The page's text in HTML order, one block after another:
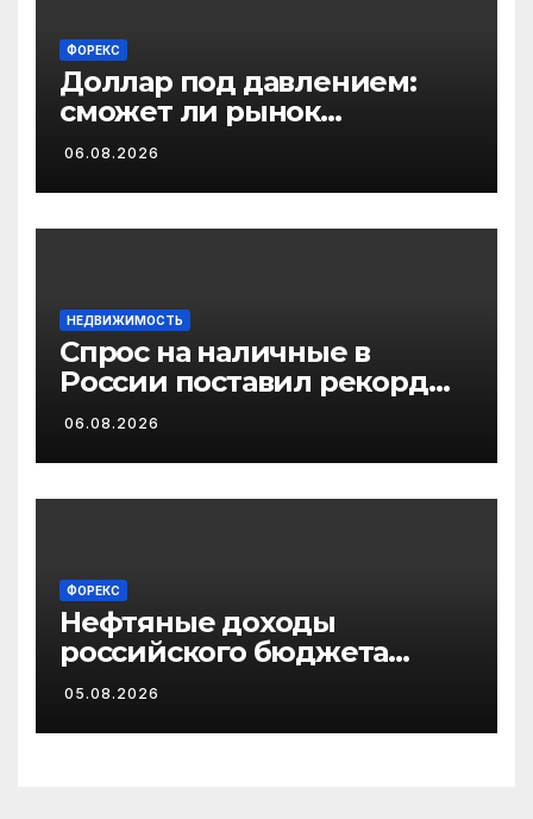
ФОРЕКС
Доллар под давлением:
сможет ли рынок
выполнить работу за ФРС?
06.08.2026
НЕДВИЖИМОСТЬ
Спрос на наличные в
России поставил рекорд
2026 года
06.08.2026
ФОРЕКС
Нефтяные доходы
российского бюджета
подскочили до 15-
05.08.2026